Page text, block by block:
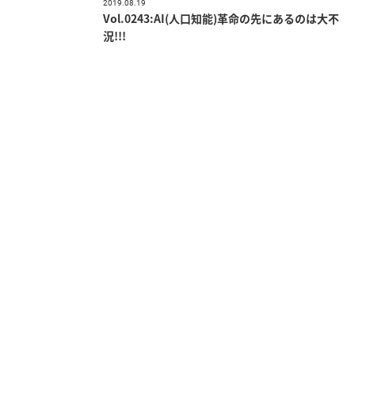
2019.08.19
Vol.0243:AI(人口知能)革命の先にあるのは大不
況!!!